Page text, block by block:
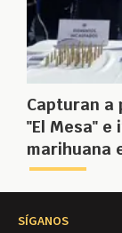
Capturan
"El Mesa"
marihuana
SÍGANOS